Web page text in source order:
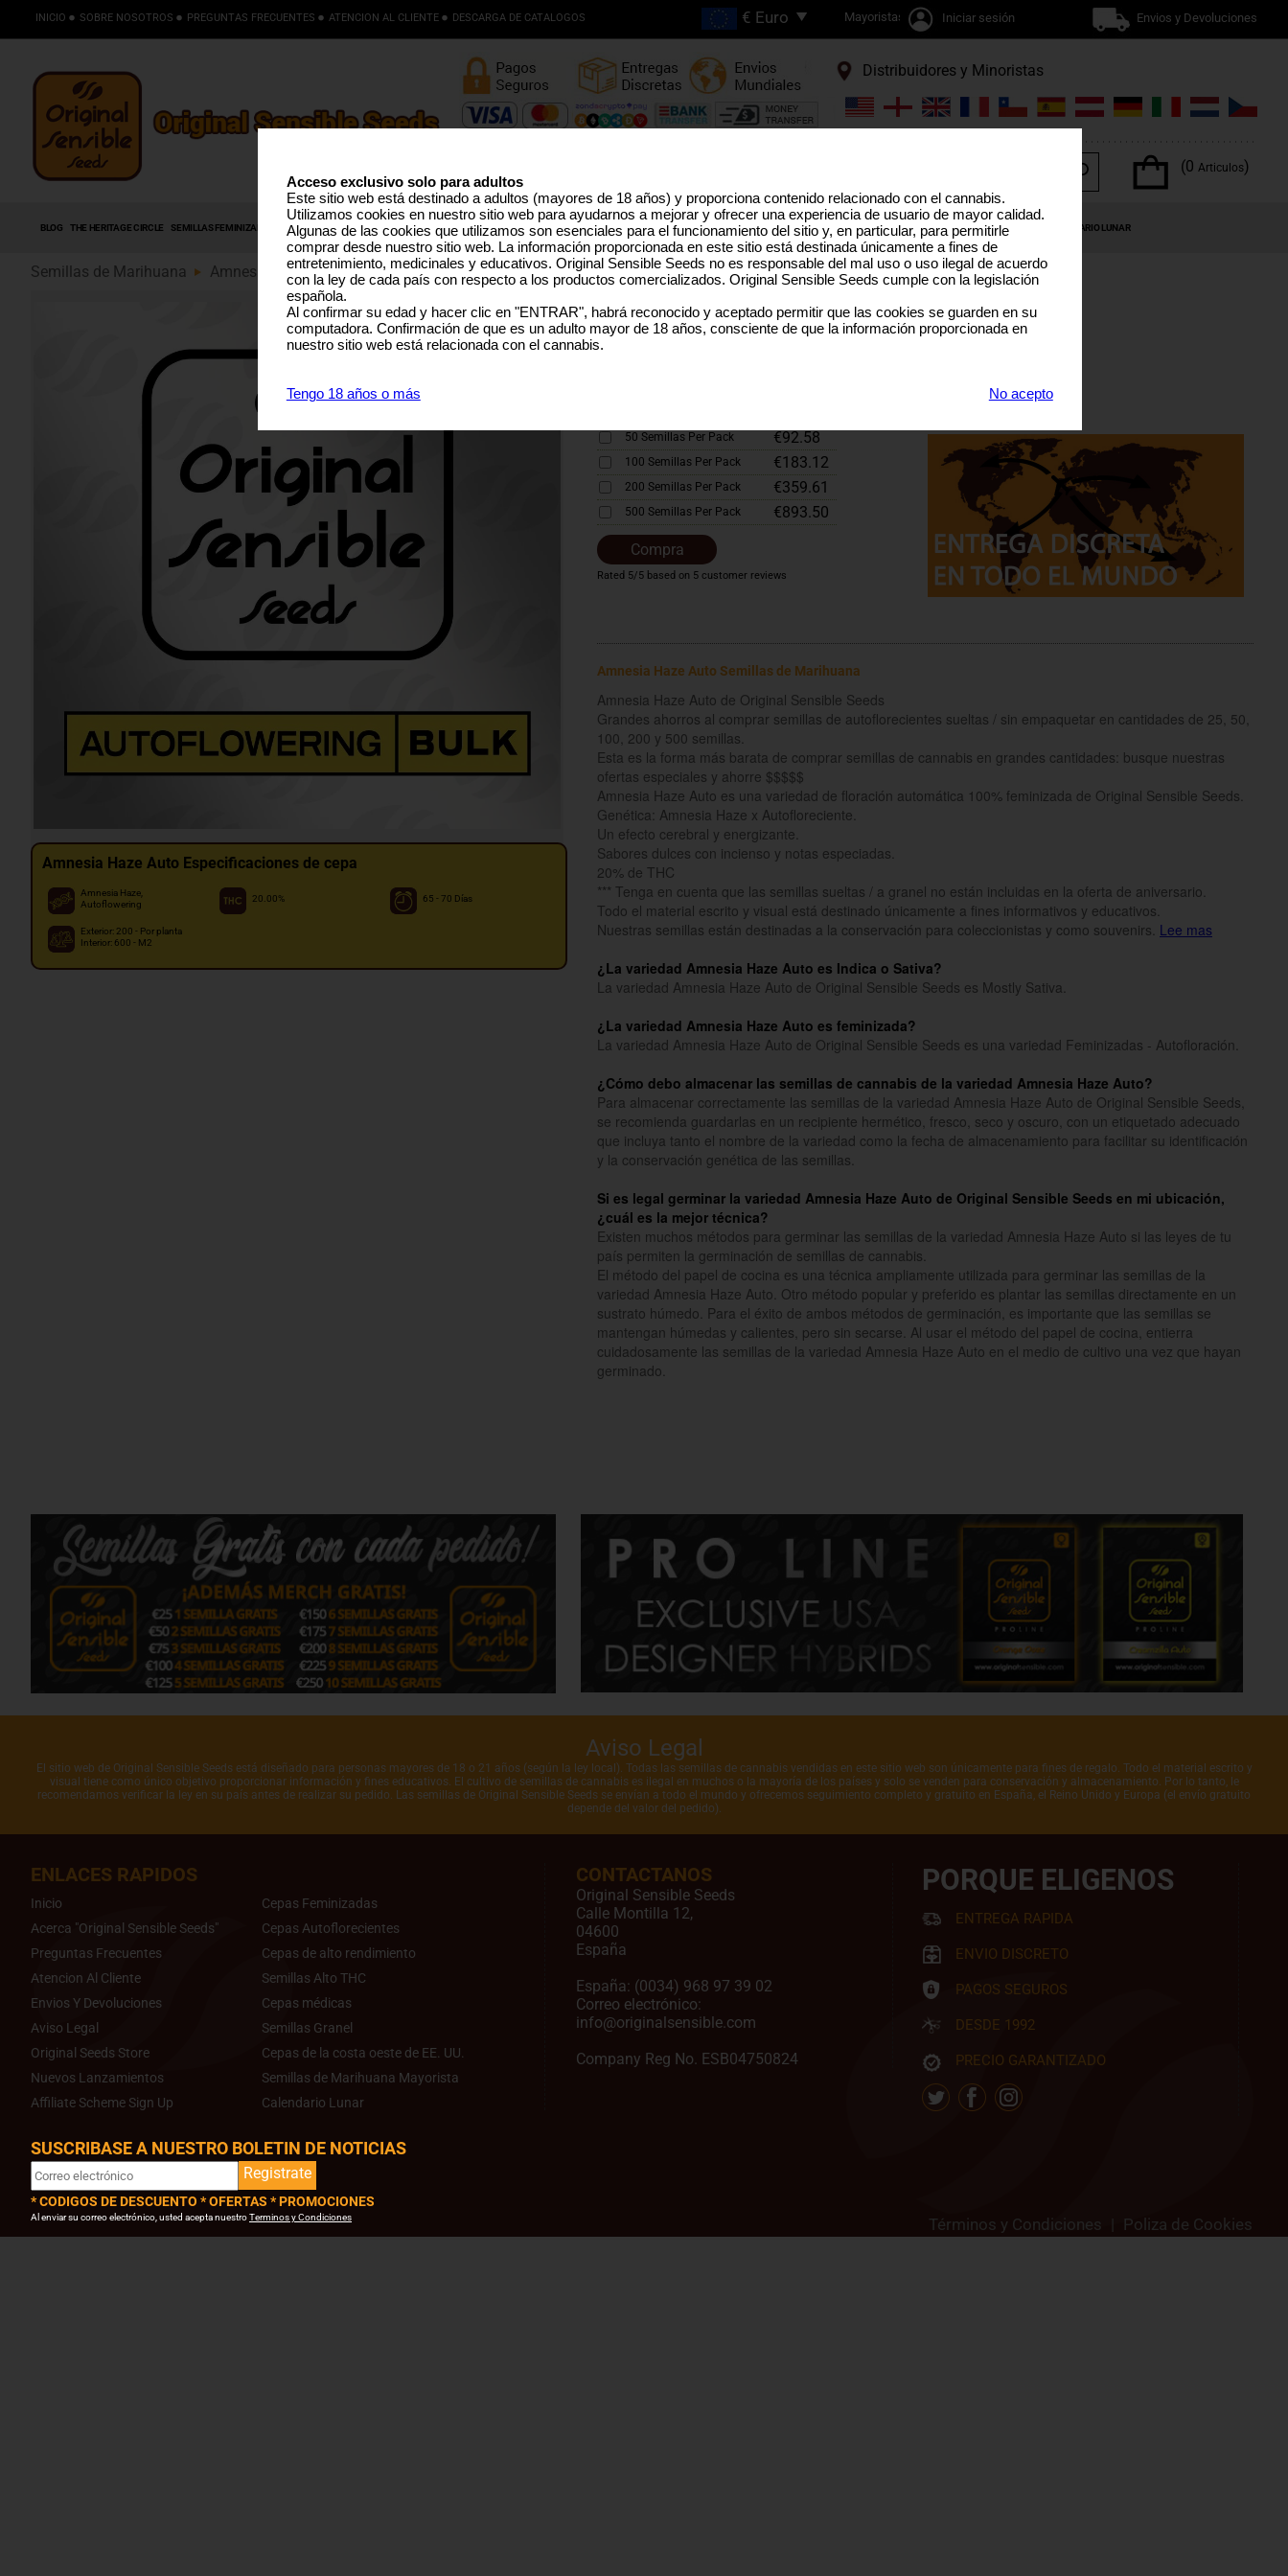
INICIO SOBRE NOSOTROS PREGUNTAS FRECUENTES ATENCION AL CLIENTE DESCARGA DE CATALOGOS Mayoristas Iniciar sesión Envios y Devoluciones
Distribuidores y Minoristas
(0 Articulos)
BLOG THE HERITAGE CIRCLE SEMILLAS FEMINIZADAS SEMILLAS AUTOFLORECIENTES SEMILLAS ALTO THC LÍNEA PRO SEMILLAS MEDICINAL SEMILLAS EEUU SEMILLAS GRANEL TERPENOS DEL CANNABIS OFERTAS ESPECIALES CALENDARIO LUNAR
Semillas de Marihuana Amnesia Haze Auto (89)
Amnesia Haze Auto Especificaciones de cepa
Amnesia Haze,
Autoflowering
20.00% 65 - 70 Días
Exterior: 200 - Por planta
Interior: 600 - M2
Amnesia Haze Auto
Amnesia Hazex Autoflowering
50 Semillas Per Pack €92.58
100 Semillas Per Pack €183.12
200 Semillas Per Pack €359.61
500 Semillas Per Pack €893.50
Compra
Rated 5/5 based on 5 customer reviews
Amnesia Haze Auto Semillas de Marihuana
Amnesia Haze Auto de Original Sensible Seeds
Grandes ahorros al comprar semillas de autoflorecientes sueltas / sin empaquetar en cantidades de 25, 50,
100, 200 y 500 semillas.
Esta es la forma más barata de comprar semillas de cannabis en grandes cantidades: busque nuestras
ofertas especiales y ahorre $$$$$
Amnesia Haze Auto es una variedad de floración automática 100% feminizada de Original Sensible Seeds.
Genética: Amnesia Haze x Autofloreciente.
Un efecto cerebral y energizante.
Sabores dulces con incienso y notas especiadas.
20% de THC
*** Tenga en cuenta que las semillas sueltas / a granel no están incluidas en la oferta de aniversario.
Todo el material escrito y visual está destinado únicamente a fines informativos y educativos.
Nuestras semillas están destinadas a la conservación para coleccionistas y como souvenirs. Lee mas
¿La variedad Amnesia Haze Auto es Indica o Sativa?
La variedad Amnesia Haze Auto de Original Sensible Seeds es Mostly Sativa.
¿La variedad Amnesia Haze Auto es feminizada?
La variedad Amnesia Haze Auto de Original Sensible Seeds es una variedad Feminizadas - Autofloración.
¿Cómo debo almacenar las semillas de cannabis de la variedad Amnesia Haze Auto?
Para almacenar correctamente las semillas de la variedad Amnesia Haze Auto de Original Sensible Seeds,
se recomienda guardarlas en un recipiente hermético, fresco, seco y oscuro, con un etiquetado adecuado
que incluya tanto el nombre de la variedad como la fecha de almacenamiento para facilitar su identificación
y la conservación genética de las semillas.
Si es legal germinar la variedad Amnesia Haze Auto de Original Sensible Seeds en mi ubicación,
¿cuál es la mejor técnica?
Existen muchos métodos para germinar las semillas de la variedad Amnesia Haze Auto si las leyes de tu
país permiten la germinación de semillas de cannabis.
El método del papel de cocina es una técnica ampliamente utilizada para germinar las semillas de la
variedad Amnesia Haze Auto. Otro método popular y preferido es plantar las semillas directamente en un
sustrato húmedo. Para el éxito de ambos métodos de germinación, es importante que las semillas se
mantengan húmedas y calientes, pero sin secarse. Al usar el método del papel de cocina, entierra
cuidadosamente las semillas de la variedad Amnesia Haze Auto en el medio de cultivo una vez que hayan
germinado.
Aviso Legal
El sitio web de Original Sensible Seeds está diseñado para personas mayores de 18 o 21 años (según la ley local). Todas las semillas de cannabis vendidas en este sitio web son únicamente para fines de regalo. Todo el material escrito y
visual tiene como único objetivo proporcionar información y fines educativos. El cultivo de semillas de cannabis es ilegal en muchos o la mayoría de los países y solo se venden para conservación y almacenamiento. Por lo tanto, le
recomendamos verificar la ley en su país antes de realizar su pedido. Las semillas de Original Sensible Seeds se envían a todo el mundo y ofrecemos seguimiento completo y gratuito en España, el Reino Unido y Europa (el envío gratuito
depende del valor del pedido).
ENLACES RAPIDOS
Inicio
Acerca "Original Sensible Seeds"
Preguntas Frecuentes
Atencion Al Cliente
Envios Y Devoluciones
Aviso Legal
Original Seeds Store
Nuevos Lanzamientos
Affiliate Scheme Sign Up
Cepas Feminizadas
Cepas Autoflorecientes
Cepas de alto rendimiento
Semillas Alto THC
Cepas médicas
Semillas Granel
Cepas de la costa oeste de EE. UU.
Semillas de Marihuana Mayorista
Calendario Lunar
CONTACTANOS
Original Sensible Seeds
Calle Montilla 12,
04600
España
España: (0034) 968 97 39 02
Correo electrónico:
info@originalsensible.com
Company Reg No. ESB04750824
PORQUE ELIGENOS
ENTREGA RAPIDA
ENVIO DISCRETO
PAGOS SEGUROS
DESDE 1992
PRECIO GARANTIZADO
SUSCRIBASE A NUESTRO BOLETIN DE NOTICIAS
Registrate
* CODIGOS DE DESCUENTO * OFERTAS * PROMOCIONES
Al enviar su correo electrónico, usted acepta nuestroTerminos y Condiciones Términos y Condiciones Poliza de Cookies
Acceso exclusivo solo para adultos
Este sitio web está destinado a adultos (mayores de 18 años) y proporciona contenido relacionado con el cannabis.
Utilizamos cookies en nuestro sitio web para ayudarnos a mejorar y ofrecer una experiencia de usuario de mayor calidad.
Algunas de las cookies que utilizamos son esenciales para el funcionamiento del sitio y, en particular, para permitirle
comprar desde nuestro sitio web. La información proporcionada en este sitio está destinada únicamente a fines de
entretenimiento, medicinales y educativos. Original Sensible Seeds no es responsable del mal uso o uso ilegal de acuerdo
con la ley de cada país con respecto a los productos comercializados. Original Sensible Seeds cumple con la legislación
española.
Al confirmar su edad y hacer clic en "ENTRAR", habrá reconocido y aceptado permitir que las cookies se guarden en su
computadora. Confirmación de que es un adulto mayor de 18 años, consciente de que la información proporcionada en
nuestro sitio web está relacionada con el cannabis.
Tengo 18 años o más No acepto